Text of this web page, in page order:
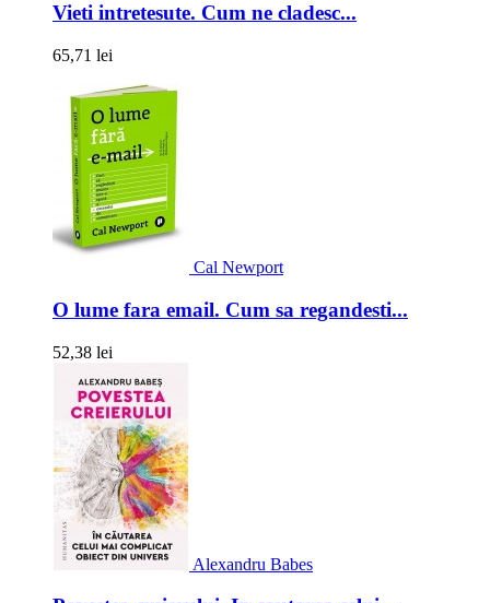
Vieti intretesute. Cum ne cladesc...
65,71 lei
Cal Newport
O lume fara email. Cum sa regandesti...
52,38 lei
Alexandru Babes